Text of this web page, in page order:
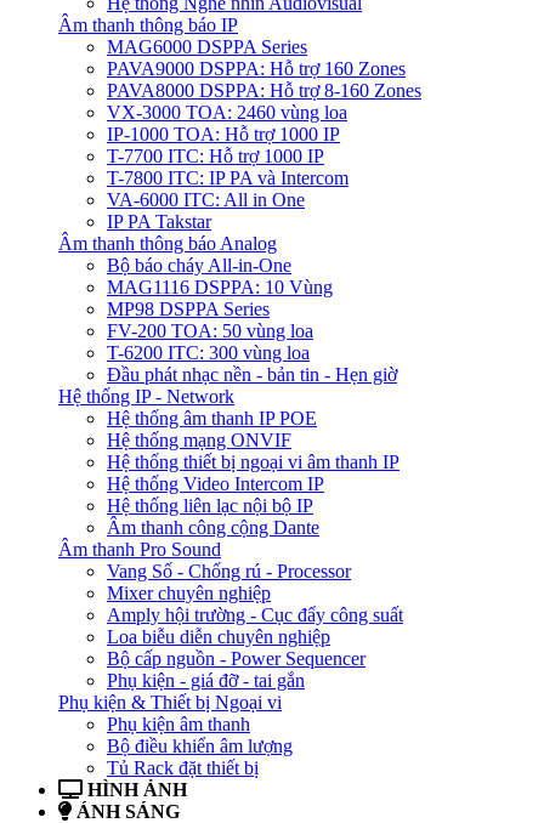
Âm thanh thông báo IP
MAG6000 DSPPA Series
PAVA9000 DSPPA: Hỗ trợ 160 Zones
PAVA8000 DSPPA: Hỗ trợ 8-160 Zones
VX-3000 TOA: 2460 vùng loa
IP-1000 TOA: Hỗ trợ 1000 IP
T-7700 ITC: Hỗ trợ 1000 IP
T-7800 ITC: IP PA và Intercom
VA-6000 ITC: All in One
IP PA Takstar
Âm thanh thông báo Analog
Bộ báo cháy All-in-One
MAG1116 DSPPA: 10 Vùng
MP98 DSPPA Series
FV-200 TOA: 50 vùng loa
T-6200 ITC: 300 vùng loa
Đầu phát nhạc nền - bản tin - Hẹn giờ
Hệ thống IP - Network
Hệ thống âm thanh IP POE
Hệ thống mạng ONVIF
Hệ thống thiết bị ngoại vi âm thanh IP
Hệ thống Video Intercom IP
Hệ thống liên lạc nội bộ IP
Âm thanh công cộng Dante
Âm thanh Pro Sound
Vang Số - Chống rú - Processor
Mixer chuyên nghiệp
Amply hội trường - Cục đẩy công suất
Loa biễu diễn chuyên nghiệp
Bộ cấp nguồn - Power Sequencer
Phụ kiện - giá đỡ - tai gắn
Phụ kiện & Thiết bị Ngoại vi
Phụ kiện âm thanh
Bộ điều khiển âm lượng
Tủ Rack đặt thiết bị
HÌNH ẢNH
ÁNH SÁNG